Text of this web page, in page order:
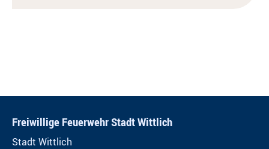
Freiwillige Feuerwehr Stadt Wittlich
Stadt Wittlich